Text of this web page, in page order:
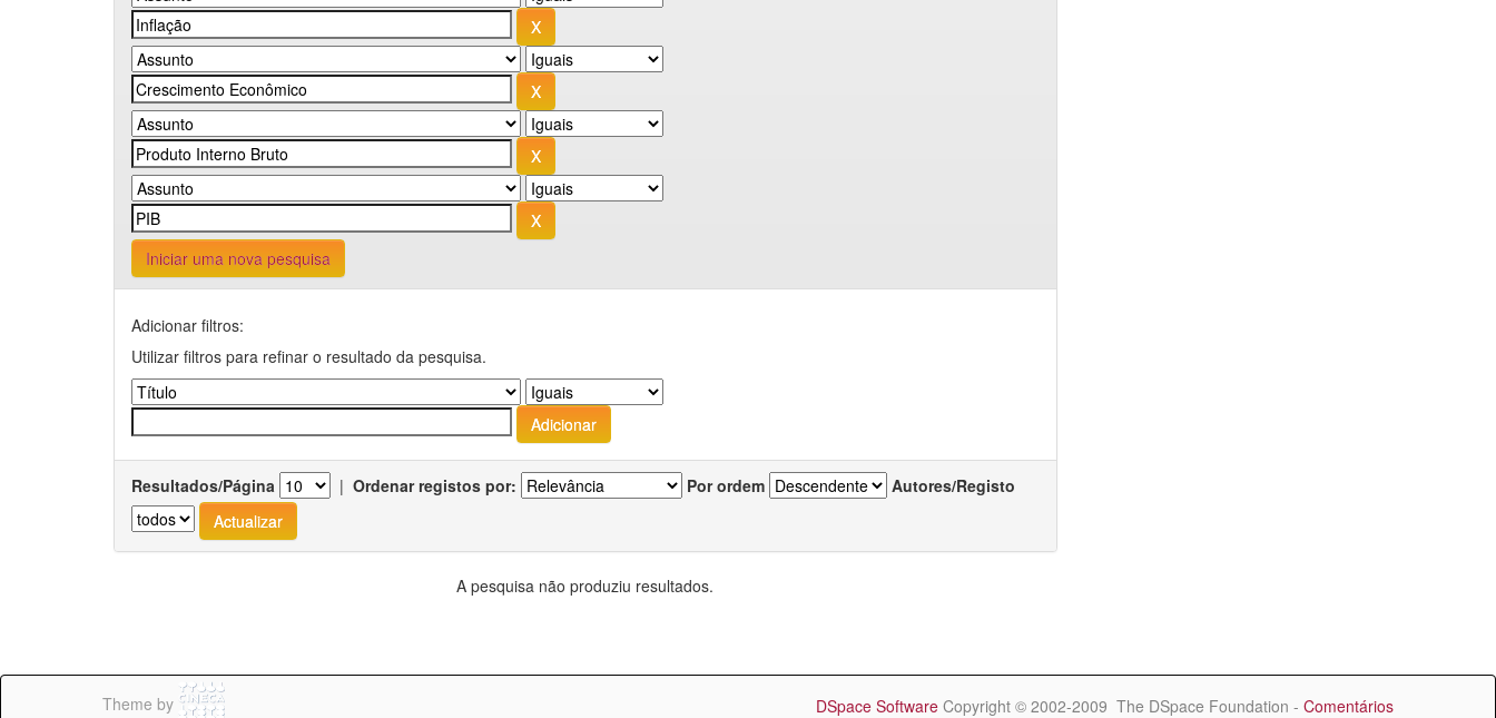
Iniciar uma nova pesquisa
Adicionar filtros:
Utilizar filtros para refinar o resultado da pesquisa.
Resultados/Página | Ordenar registos por: Por ordem Autores/Registo
A pesquisa não produziu resultados.
Theme by DSpace Software Copyright © 2002-2009 The DSpace Foundation - Comentários